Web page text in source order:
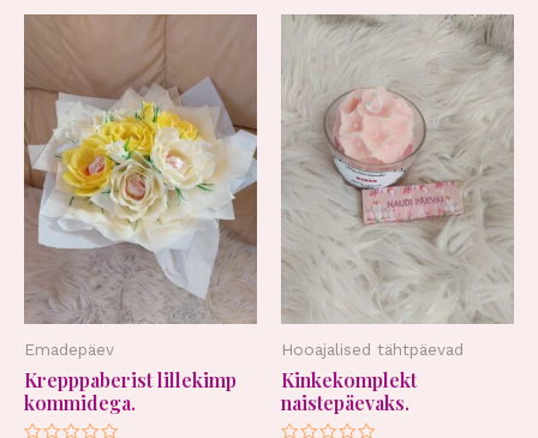
Emadepäev
Krepppaberist lillekimp
kommidega.
Hooajalised tähtpäevad
Kinkekomplekt
naistepäevaks.